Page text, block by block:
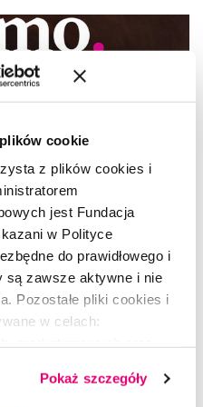
cookie
z plików cookies i
jest Fundacja
w Polityce
do prawidłowego i
są zawsze aktywne i nie
Pozostałe pliki cookies i
w celach:
i technologie
Pokaż szczegóły